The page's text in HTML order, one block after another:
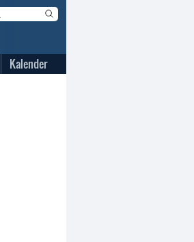
Kalender